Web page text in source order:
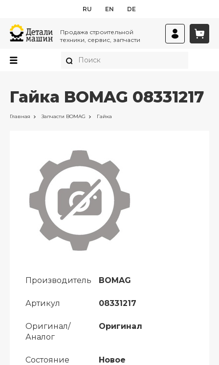
RU EN DE
Продажа строительной
техники, сервис, запчасти
Гайка BOMAG 08331217
Главная Запчасти BOMAG Гайка
Производитель BOMAG
Артикул 08331217
Оригинал/
Аналог
Оригинал
Состояние Новое